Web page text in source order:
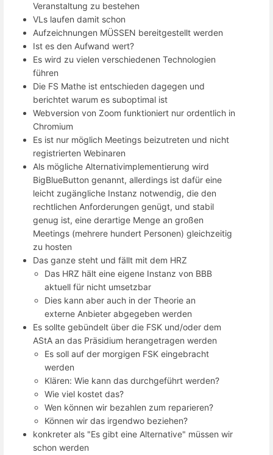
Veranstaltung zu bestehen
VLs laufen damit schon
Aufzeichnungen MÜSSEN bereitgestellt werden
Ist es den Aufwand wert?
Es wird zu vielen verschiedenen Technologien
führen
Die FS Mathe ist entschieden dagegen und
berichtet warum es suboptimal ist
Webversion von Zoom funktioniert nur ordentlich in
Chromium
Es ist nur möglich Meetings beizutreten und nicht
registrierten Webinaren
Als mögliche Alternativimplementierung wird
BigBlueButton genannt, allerdings ist dafür eine
leicht zugängliche Instanz notwendig, die den
rechtlichen Anforderungen genügt, und stabil
genug ist, eine derartige Menge an großen
Meetings (mehrere hundert Personen) gleichzeitig
zu hosten
Das ganze steht und fällt mit dem HRZ
Das HRZ hält eine eigene Instanz von BBB
aktuell für nicht umsetzbar
Dies kann aber auch in der Theorie an
externe Anbieter abgegeben werden
Es sollte gebündelt über die FSK und/oder dem
AStA an das Präsidium herangetragen werden
Es soll auf der morgigen FSK eingebracht
werden
Klären: Wie kann das durchgeführt werden?
Wie viel kostet das?
Wen können wir bezahlen zum reparieren?
Können wir das irgendwo beziehen?
konkreter als "Es gibt eine Alternative" müssen wir
schon werden